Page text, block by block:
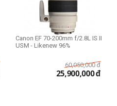
Canon EF 70-200mm f/2.8L IS II
USM - Likenew 96%
60,050,000 đ
25,900,000đ